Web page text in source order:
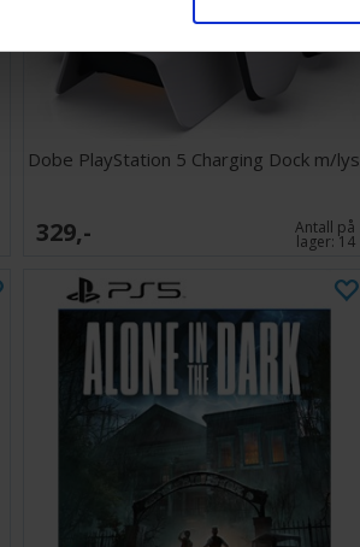
Dobe PlayStation 5 Charging Dock m/lys
329,- Antall på
lager: 14